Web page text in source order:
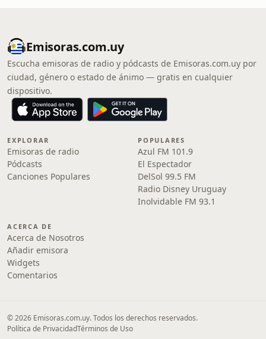
Emisoras.com.uy
Escucha emisoras de radio y pódcasts de Emisoras.com.uy por
ciudad, género o estado de ánimo — gratis en cualquier
dispositivo.
EXPLORAR
Emisoras de radio
Pódcasts
Canciones Populares
POPULARES
Azul FM 101.9
El Espectador
DelSol 99.5 FM
Radio Disney Uruguay
Inolvidable FM 93.1
ACERCA DE
Acerca de Nosotros
Añadir emisora
Widgets
Comentarios
© 2026 Emisoras.com.uy. Todos los derechos reservados.
Política de PrivacidadTérminos de Uso